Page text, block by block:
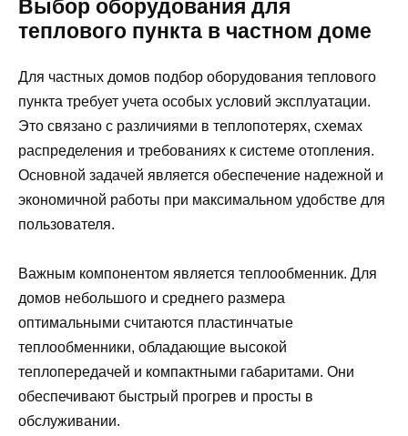
Выбор оборудования для
теплового пункта в частном доме
Для частных домов подбор оборудования теплового
пункта требует учета особых условий эксплуатации.
Это связано с различиями в теплопотерях, схемах
распределения и требованиях к системе отопления.
Основной задачей является обеспечение надежной и
экономичной работы при максимальном удобстве для
пользователя.
Важным компонентом является теплообменник. Для
домов небольшого и среднего размера
оптимальными считаются пластинчатые
теплообменники, обладающие высокой
теплопередачей и компактными габаритами. Они
обеспечивают быстрый прогрев и просты в
обслуживании.